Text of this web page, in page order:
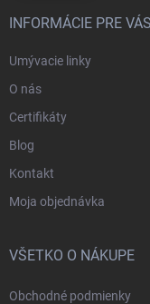
INFORMÁCIE PRE VÁS
Umývacie linky
O nás
Certifikáty
Blog
Kontakt
Moja objednávka
VŠETKO O NÁKUPE
Obchodné podmienky